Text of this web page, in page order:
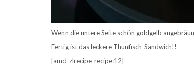
Wenn die untere Seite schön goldgelb
Fertig ist das leckere Thunfisch-Sandwich!!
[amd-zlrecipe-recipe:12]